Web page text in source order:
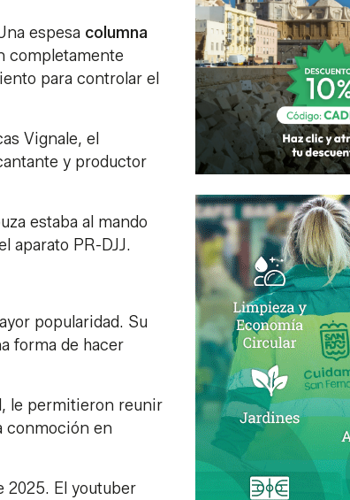
espesa columna
completamente
para controlar el
Vignale, el
y productor
estaba al mando
aparato PR-DJJ.
popularidad. Su
forma de hacer
le permitieron reunir
conmoción en
2025. El youtuber